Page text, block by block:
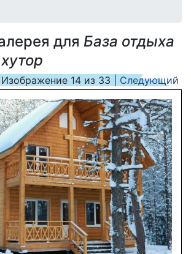
для База отдыха
14 из 33 Следующий